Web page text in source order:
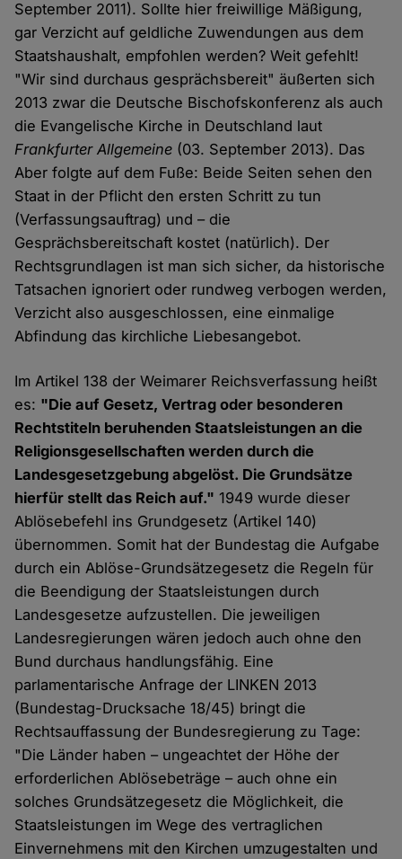
September 2011). Sollte hier freiwillige Mäßigung,
gar Verzicht auf geldliche Zuwendungen aus dem
Staatshaushalt, empfohlen werden? Weit gefehlt!
"Wir sind durchaus gesprächsbereit" äußerten sich
2013 zwar die Deutsche Bischofskonferenz als auch
die Evangelische Kirche in Deutschland laut
Frankfurter Allgemeine (03. September 2013). Das
Aber folgte auf dem Fuße: Beide Seiten sehen den
Staat in der Pflicht den ersten Schritt zu tun
(Verfassungsauftrag) und – die
Gesprächsbereitschaft kostet (natürlich). Der
Rechtsgrundlagen ist man sich sicher, da historische
Tatsachen ignoriert oder rundweg verbogen werden,
Verzicht also ausgeschlossen, eine einmalige
Abfindung das kirchliche Liebesangebot.
Im Artikel 138 der Weimarer Reichsverfassung heißt
es: "Die auf Gesetz, Vertrag oder besonderen
Rechtstiteln beruhenden Staatsleistungen an die
Religionsgesellschaften werden durch die
Landesgesetzgebung abgelöst. Die Grundsätze
hierfür stellt das Reich auf." 1949 wurde dieser
Ablösebefehl ins Grundgesetz (Artikel 140)
übernommen. Somit hat der Bundestag die Aufgabe
durch ein Ablöse-Grundsätzegesetz die Regeln für
die Beendigung der Staatsleistungen durch
Landesgesetze aufzustellen. Die jeweiligen
Landesregierungen wären jedoch auch ohne den
Bund durchaus handlungsfähig. Eine
parlamentarische Anfrage der LINKEN 2013
(Bundestag-Drucksache 18/45) bringt die
Rechtsauffassung der Bundesregierung zu Tage:
"Die Länder haben – ungeachtet der Höhe der
erforderlichen Ablösebeträge – auch ohne ein
solches Grundsätzegesetz die Möglichkeit, die
Staatsleistungen im Wege des vertraglichen
Einvernehmens mit den Kirchen umzugestalten und